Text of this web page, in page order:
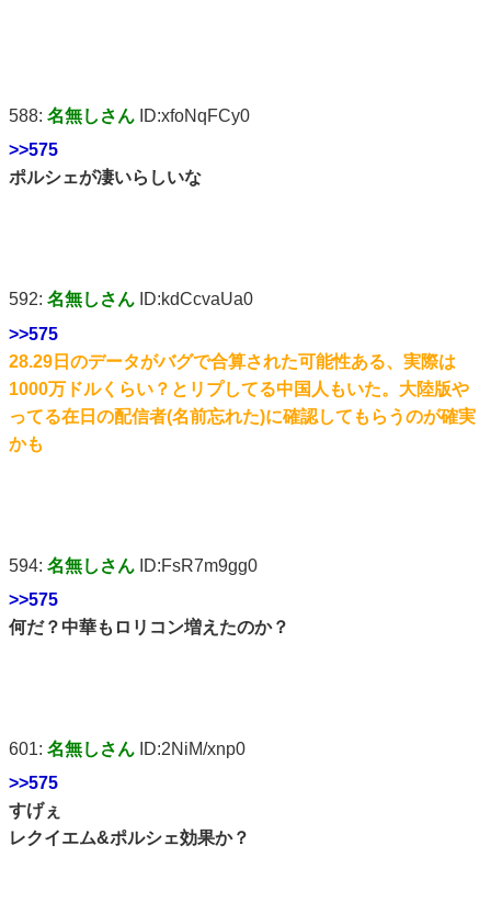
588: 名無しさん ID:xfoNqFCy0
>>575
ポルシェが凄いらしいな
592: 名無しさん ID:kdCcvaUa0
>>575
28.29日のデータがバグで合算された可能性ある、実際は
1000万ドルくらい？とリプしてる中国人もいた。大陸版や
ってる在日の配信者(名前忘れた)に確認してもらうのが確実
かも
594: 名無しさん ID:FsR7m9gg0
>>575
何だ？中華もロリコン増えたのか？
601: 名無しさん ID:2NiM/xnp0
>>575
すげぇ
レクイエム&ポルシェ効果か？